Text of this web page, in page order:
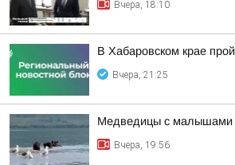
Вчера, 18:10
В Хабаровском крае
Вчера, 21:25
Медведицы с малышами
Вчера, 19:56